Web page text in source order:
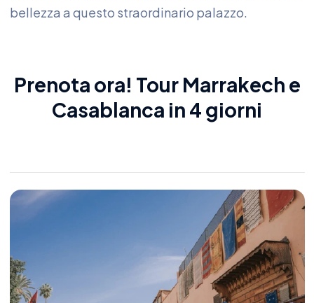
bellezza a questo straordinario palazzo.
Prenota ora! Tour Marrakech e
Casablanca in 4 giorni